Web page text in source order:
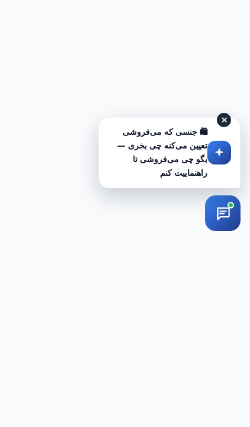
✕
🛍️ جنسی که می‌فروشی
تعیین می‌کنه چی بخری —
بگو چی می‌فروشی تا
راهنماییت کنم